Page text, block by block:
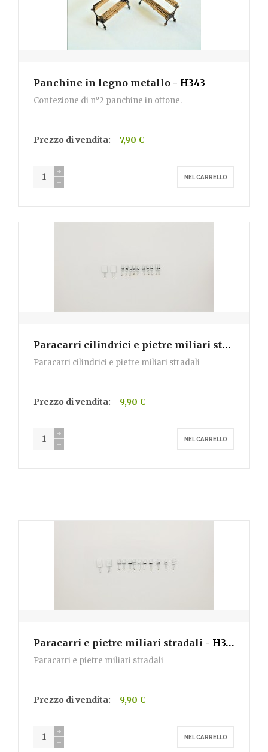
Panchine in legno metallo - H343
Confezione di n°2 panchine in ottone.
Prezzo di vendita: 7,90 €
Paracarri cilindrici e pietre miliari stradali
Paracarri cilindrici e pietre miliari stradali
Prezzo di vendita: 9,90 €
Paracarri e pietre miliari stradali - H352
Paracarri e pietre miliari stradali
Prezzo di vendita: 9,90 €